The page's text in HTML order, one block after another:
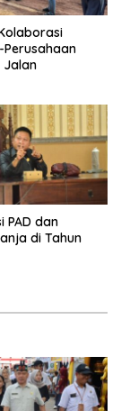
Jalan
PAD dan
di Tahun